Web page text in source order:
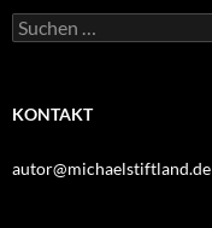
Suchen
nach:
KONTAKT
autor@michaelstiftland.de